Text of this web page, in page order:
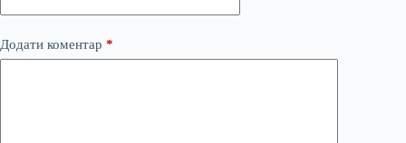
Додати коментар *